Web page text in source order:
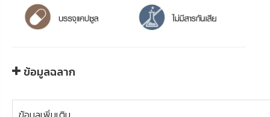
ข้อมูลฉลาก